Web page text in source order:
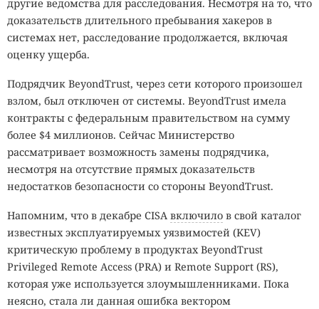
другие ведомства для расследования. Несмотря на то, что
доказательств длительного пребывания хакеров в
системах нет, расследование продолжается, включая
оценку ущерба.
Подрядчик BeyondTrust, через сети которого произошел
взлом, был отключен от системы. BeyondTrust имела
контракты с федеральным правительством на сумму
более $4 миллионов. Сейчас Министерство
рассматривает возможность замены подрядчика,
несмотря на отсутствие прямых доказательств
недостатков безопасности со стороны BeyondTrust.
Напомним, что в декабре CISA включило в свой каталог
известных эксплуатируемых уязвимостей (KEV)
критическую проблему в продуктах BeyondTrust
Privileged Remote Access (PRA) и Remote Support (RS),
которая уже используется злоумышленниками. Пока
неясно, стала ли данная ошибка вектором